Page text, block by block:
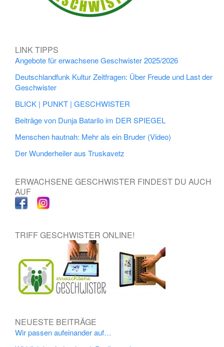
LINK TIPPS
Angebote für erwachsene Geschwister 2025/2026
Deutschlandfunk Kultur Zeitfragen: Über Freude und Last der
Geschwister
BLICK | PUNKT | GESCHWISTER
Beiträge von Dunja Batarilo im DER SPIEGEL
Menschen hautnah: Mehr als ein Bruder (Video)
Der Wunderheiler aus Truskavetz
ERWACHSENE GESCHWISTER FINDEST DU AUCH
AUF
TRIFF GESCHWISTER ONLINE!
NEUESTE BEITRÄGE
Wir passen aufeinander auf…